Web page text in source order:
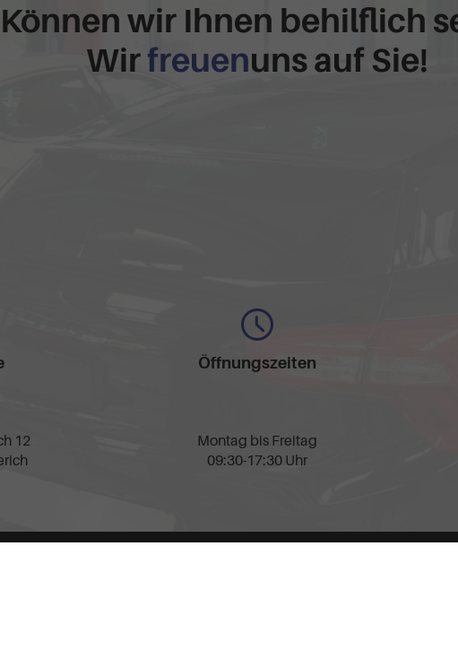
Können wir Ihnen behilflich
Wirfreuenuns auf Sie!
12
Öffnungszeiten
Montag bis Freitag
09:30-17:30 Uhr